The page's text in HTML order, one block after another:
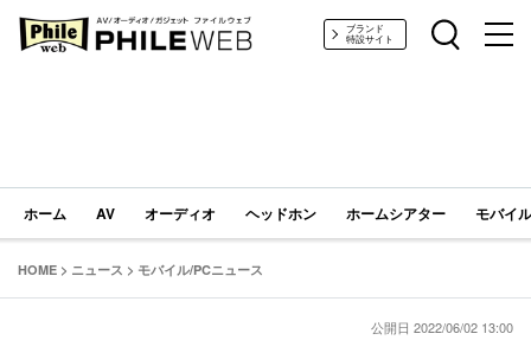
PHILE WEB｜AV/オーディオ/ガジェットブランド
特設サイト
ホーム AV オーディオ ヘッドホン ホームシアター モバイ
HOME > ニュース > モバイル/PCニュース
公開日 2022/06/02 13:00